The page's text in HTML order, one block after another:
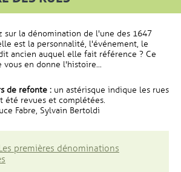
sur la dénomination de l'une des 1647
est la personnalité, l'événement, le
ancien auquel elle fait référence ? Ce
en donne l'histoire...
de refonte : un astérisque indique les rues
été revues et complétées.
Fabre, Sylvain Bertoldi
premières dénominations